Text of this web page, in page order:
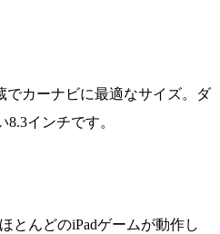
でカーナビに最適なサイズ。ダ
インチです。
とんどのiPadゲームが動作し